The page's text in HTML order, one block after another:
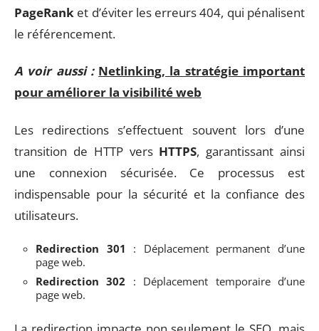
PageRank et d’éviter les erreurs 404, qui pénalisent
le référencement.
A voir aussi : Netlinking, la stratégie important
pour améliorer la visibilité web
Les redirections s’effectuent souvent lors d’une
transition de HTTP vers HTTPS, garantissant ainsi
une connexion sécurisée. Ce processus est
indispensable pour la sécurité et la confiance des
utilisateurs.
Redirection 301 : Déplacement permanent d’une
page web.
Redirection 302 : Déplacement temporaire d’une
page web.